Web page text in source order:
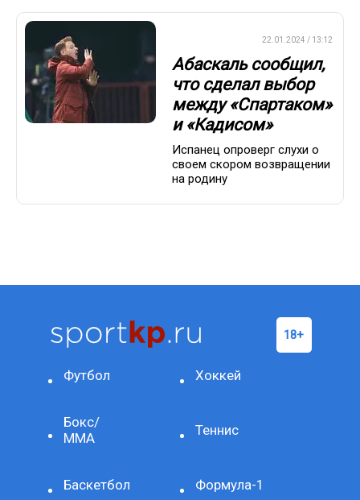
22.01.2024 / 13:12
Абаскаль сообщил,
что сделал выбор
между «Спартаком»
и «Кадисом»
Испанец опроверг слухи о
своем скором возвращении
на родину
Футбол Хоккей
Бокс/
ММА
Теннис
Баскетбол Формула-1